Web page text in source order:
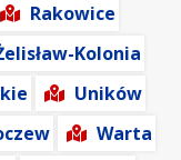
Rakowice
Kolonia
Uników
Warta